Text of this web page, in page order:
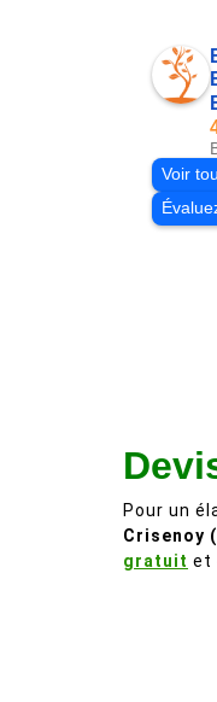
Voir
Pour un
Crisenoy
gratuit et